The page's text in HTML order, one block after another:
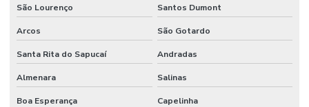
Terraplenagem industrial
Tubulação de agua industrial
Tubulação para coifa industrial
São Lourenço Santos Dumont
Arcos São Gotardo
Santa Rita do Sapucaí Andradas
Almenara Salinas
Boa Esperança Capelinha